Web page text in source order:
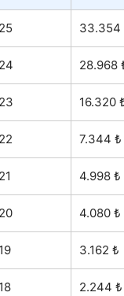
33.354
28.968
16.320
7.344 ₺
4.998 ₺
4.080 ₺
3.162 ₺
2.244 ₺